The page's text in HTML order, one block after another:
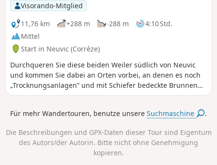
Visorando-Mitglied
11,76 km
+288 m -288 m
4:10 Std.
Mittel
Start in Neuvic (Corrèze)
Durchqueren Sie diese beiden Weiler südlich von Neuvic
und kommen Sie dabei an Orten vorbei, an denen es noch
„Trocknungsanlagen” und mit Schiefer bedeckte Brunnen
gibt. Vergessen Sie auch nicht, die beeindruckenden
Für mehr Wandertouren, benutze unsereSuchmaschine .
Die Beschreibungen und GPX-Daten dieser Tour sind Eigentum
des Autors/der Autorin. Bitte nicht ohne Genehmigung
kopieren.